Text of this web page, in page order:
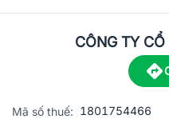
CÔNG TY
Mã số thuế: 1801754466